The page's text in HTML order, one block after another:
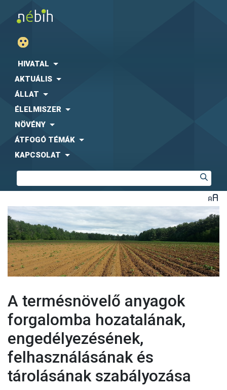
HIVATAL
AKTUÁLIS
ÁLLAT
ÉLELMISZER
NÖVÉNY
ÁTFOGÓ TÉMÁK
KAPCSOLAT
A termésnövelő anyagok
forgalomba hozatalának,
engedélyezésének,
felhasználásának és
tárolásának szabályozása